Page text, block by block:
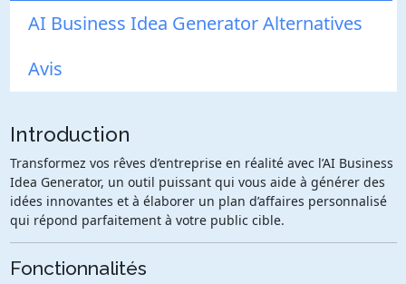
AI Business Idea Generator Alternatives
Avis
Introduction
Transformez vos rêves d’entreprise en réalité avec l’AI Business
Idea Generator, un outil puissant qui vous aide à générer des
idées innovantes et à élaborer un plan d’affaires personnalisé
qui répond parfaitement à votre public cible.
Fonctionnalités